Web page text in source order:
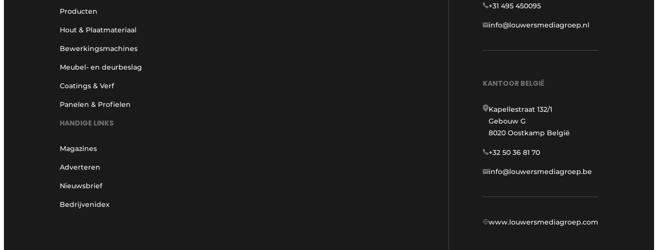
Producten
Hout & Plaatmateriaal
Bewerkingsmachines
Meubel- en deurbeslag
Coatings & Verf
Panelen & Profielen
HANDIGE LINKS
Magazines
Adverteren
Nieuwsbrief
Bedrijvenidex
+31 495 450095
info@louwersmediagroep.nl
KANTOOR BELGIË
Kapellestraat 132/1
Gebouw G
8020 Oostkamp België
+32 50 36 81 70
info@louwersmediagroep.be
www.louwersmediagroep.com